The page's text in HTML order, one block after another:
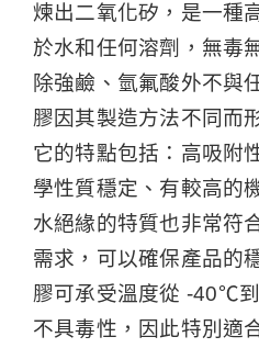
煉出二氧化矽，是一種
於水和任何溶劑，無毒
除強鹼、氫氟酸外不與
膠因其製造方法不同而
它的特點包括：高吸附
學性質穩定、有較高的
水絕緣的特質也非常符
需求，可以確保產品的
膠可承受溫度從 -40℃
不具毒性，因此特別適